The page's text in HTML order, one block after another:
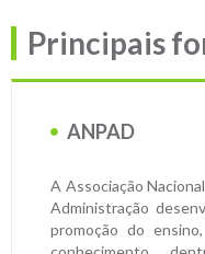
Principais
ANPAD
A Associação
Administração
promoção do